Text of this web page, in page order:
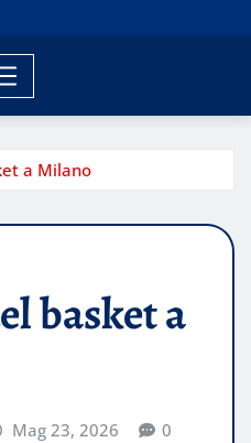
a Milano
basket a
Mag 23, 2026 0